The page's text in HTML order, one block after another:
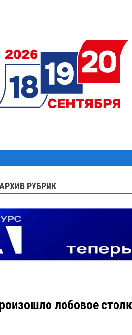
АРХИВ РУБРИК
лобовое